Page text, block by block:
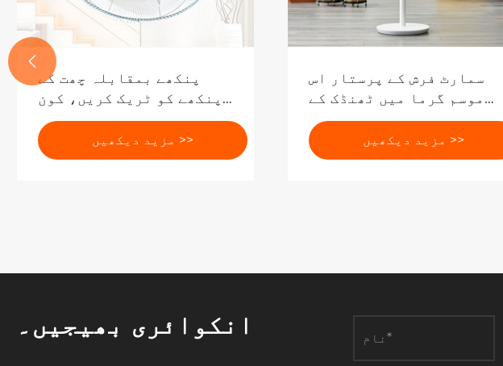
پنکھے بمقابلہ چھت کے
پنکھے کو ٹریک کریں، کون
سا بہتر ہے؟
مزید دیکھیں >>
سمارٹ فرش کے پرستار اس
موسم گرما میں ٹھنڈک کے
لیے نئے پسندیدہ بن گئے
ہیں: توانائی کی بچت،
خاموشی، اور صحت کے افعال
مزید دیکھیں >>

انکوائری بھیجیں۔